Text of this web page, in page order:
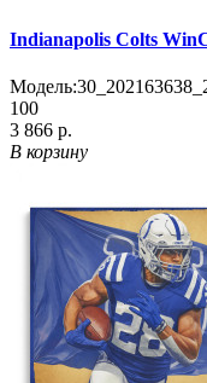
Indianapolis Colts
Модель:
100
3 866 р.
В корзину